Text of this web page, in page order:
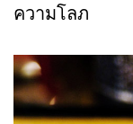
ความโลภ